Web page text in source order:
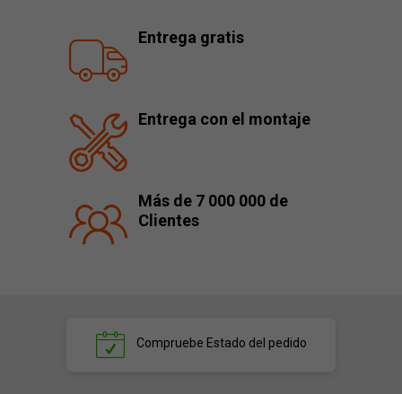
Entrega gratis
Entrega con el montaje
Más de 7 000 000 de
Clientes
Compruebe Estado del pedido